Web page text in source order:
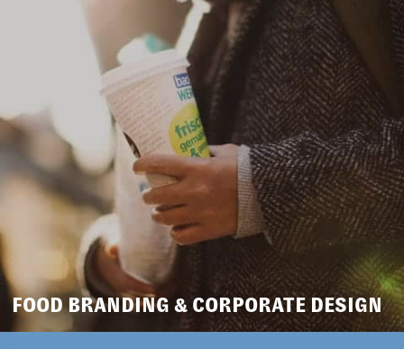
FOOD BRANDING & CORPORATE DESIGN